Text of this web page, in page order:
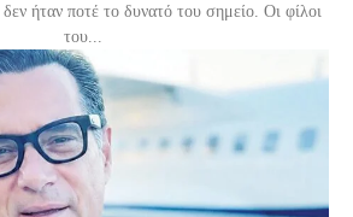
ήταν ποτέ το δυνατό του σημείο. Οι φίλοι
του...